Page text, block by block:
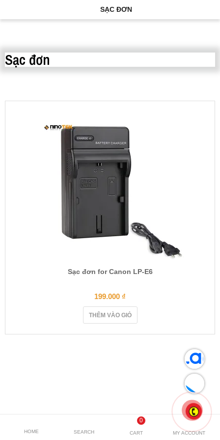
SẠC ĐƠN
Sạc đơn
Sạc đơn for Canon LP-E6
199.000 ₫
THÊM VÀO GIỎ
HOME SEARCH
0
CART MY ACCOUNT